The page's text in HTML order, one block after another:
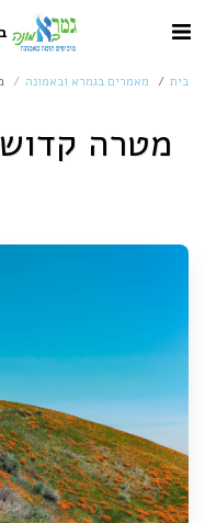
בית מאמרים בגמרא ובאמונה
מטרה